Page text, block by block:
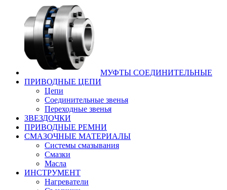
МУФТЫ СОЕДИНИТЕЛЬНЫЕ
ПРИВОДНЫЕ ЦЕПИ
Цепи
Соединительные звенья
Переходные звенья
ЗВЕЗДОЧКИ
ПРИВОДНЫЕ РЕМНИ
СМАЗОЧНЫЕ МАТЕРИАЛЫ
Системы смазывания
Смазки
Масла
ИНСТРУМЕНТ
Нагреватели